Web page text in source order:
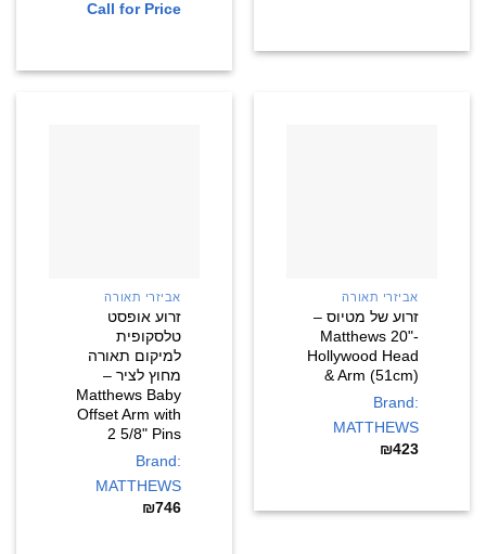
Call for Price
אביזרי תאורה
זרוע של מטיוס –
-Matthews 20"
Hollywood Head
& Arm (51cm)
Brand:
MATTHEWS
₪423
אביזרי תאורה
זרוע אופסט
טלסקופית
למיקום תאורה
מחוץ לציר –
Matthews Baby
Offset Arm with
2 5/8" Pins
Brand:
MATTHEWS
₪746